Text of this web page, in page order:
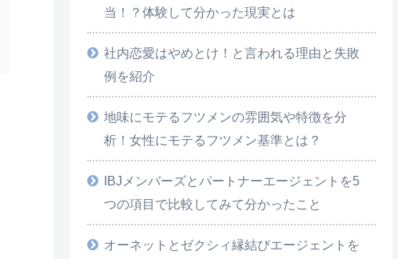
当！？体験して分かった現実とは
社内恋愛はやめとけ！と言われる理由と失敗
例を紹介
地味にモテるフツメンの雰囲気や特徴を分
析！女性にモテるフツメン基準とは？
IBJメンバーズとパートナーエージェントを5
つの項目で比較してみて分かったこと
オーネットとゼクシィ縁結びエージェントを